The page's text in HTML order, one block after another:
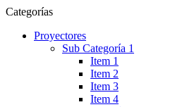
Categorías
Proyectores
Sub Categoría 1
Item 1
Item 2
Item 3
Item 4